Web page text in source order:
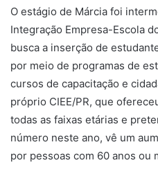
O estágio de Márcia foi
Integração Empresa-Escola
busca a inserção de
por meio de programas de
cursos de capacitação e
próprio CIEE/PR, que
todas as faixas etárias e
número neste ano, vê um
por pessoas com 60 anos ou